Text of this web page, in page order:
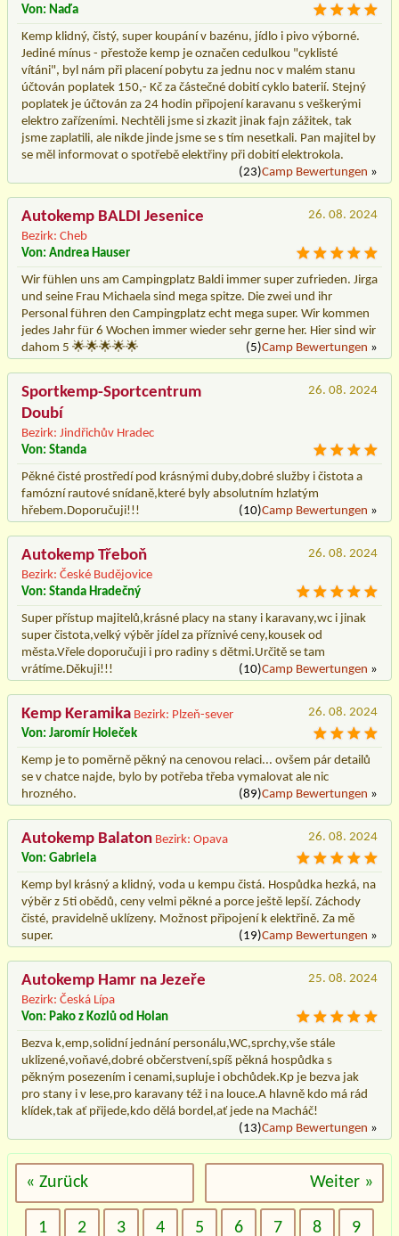
Von: Naďa
Kemp klidný, čistý, super koupání v bazénu, jídlo i pivo výborné.
Jediné mínus - přestože kemp je označen cedulkou "cyklisté
vítáni", byl nám při placení pobytu za jednu noc v malém stanu
účtován poplatek 150,- Kč za částečné dobití cyklo baterií. Stejný
poplatek je účtován za 24 hodin připojení karavanu s veškerými
elektro zařízeními. Nechtěli jsme si zkazit jinak fajn zážitek, tak
jsme zaplatili, ale nikde jinde jsme se s tím nesetkali. Pan majitel by
se měl informovat o spotřebě elektřiny při dobití elektrokola.
(23)Camp Bewertungen »
Autokemp BALDI Jesenice
Bezirk: Cheb
26. 08. 2024
Von: Andrea Hauser
Wir fühlen uns am Campingplatz Baldi immer super zufrieden. Jirga
und seine Frau Michaela sind mega spitze. Die zwei und ihr
Personal führen den Campingplatz echt mega super. Wir kommen
jedes Jahr für 6 Wochen immer wieder sehr gerne her. Hier sind wir
dahom 5 🌟🌟🌟🌟🌟
(5)Camp Bewertungen »
Sportkemp-Sportcentrum
Doubí
Bezirk: Jindřichův Hradec
26. 08. 2024
Von: Standa
Pěkné čisté prostředí pod krásnými duby,dobré služby i čistota a
famózní rautové snídaně,které byly absolutním hzlatým
hřebem.Doporučuji!!!
(10)Camp Bewertungen »
Autokemp Třeboň
Bezirk: České Budějovice
26. 08. 2024
Von: Standa Hradečný
Super přístup majitelů,krásné placy na stany i karavany,wc i jinak
super čistota,velký výběr jídel za příznivé ceny,kousek od
města.Vřele doporučuji i pro radiny s dětmi.Určitě se tam
vrátíme.Děkuji!!!
(10)Camp Bewertungen »
Kemp Keramika Bezirk: Plzeň-sever
26. 08. 2024
Von: Jaromír Holeček
Kemp je to poměrně pěkný na cenovou relaci... ovšem pár detailů
se v chatce najde, bylo by potřeba třeba vymalovat ale nic
hrozného.
(89)Camp Bewertungen »
Autokemp Balaton Bezirk: Opava
26. 08. 2024
Von: Gabriela
Kemp byl krásný a klidný, voda u kempu čistá. Hospůdka hezká, na
výběr z 5ti obědů, ceny velmi pěkné a porce ještě lepší. Záchody
čisté, pravidelně uklízeny. Možnost připojení k elektřině. Za mě
super.
(19)Camp Bewertungen »
Autokemp Hamr na Jezeře
Bezirk: Česká Lípa
25. 08. 2024
Von: Pako z Kozlů od Holan
Bezva k,emp,solidní jednání personálu,WC,sprchy,vše stále
uklizené,voňavé,dobré občerstvení,spíš pěkná hospůdka s
pěkným posezením i cenami,supluje i obchůdek.Kp je bezva jak
pro stany i v lese,pro karavany též i na louce.A hlavně kdo má rád
klídek,tak ať přijede,kdo dělá bordel,ať jede na Macháč!
(13)Camp Bewertungen »
« Zurück Weiter »
1 2 3 4 5 6 7 8 9